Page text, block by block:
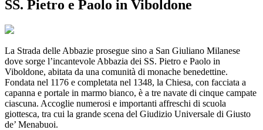
SS. Pietro e Paolo in Viboldone
La Strada delle Abbazie prosegue sino a San Giuliano Milanese
dove sorge l’incantevole Abbazia dei SS. Pietro e Paolo in
Viboldone, abitata da una comunità di monache benedettine.
Fondata nel 1176 e completata nel 1348, la Chiesa, con facciata a
capanna e portale in marmo bianco, è a tre navate di cinque campate
ciascuna. Accoglie numerosi e importanti affreschi di scuola
giottesca, tra cui la grande scena del Giudizio Universale di Giusto
de’ Menabuoi.